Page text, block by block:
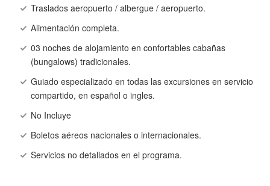
Traslados aeropuerto / albergue / aeropuerto.
Alimentación completa.
03 noches de alojamiento en confortables cabañas
(bungalows) tradicionales.
Guiado especializado en todas las excursiones en servicio
compartido, en español o ingles.
No Incluye
Boletos aéreos nacionales o internacionales.
Servicios no detallados en el programa.